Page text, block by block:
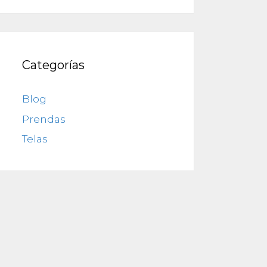
Categorías
Blog
Prendas
Telas